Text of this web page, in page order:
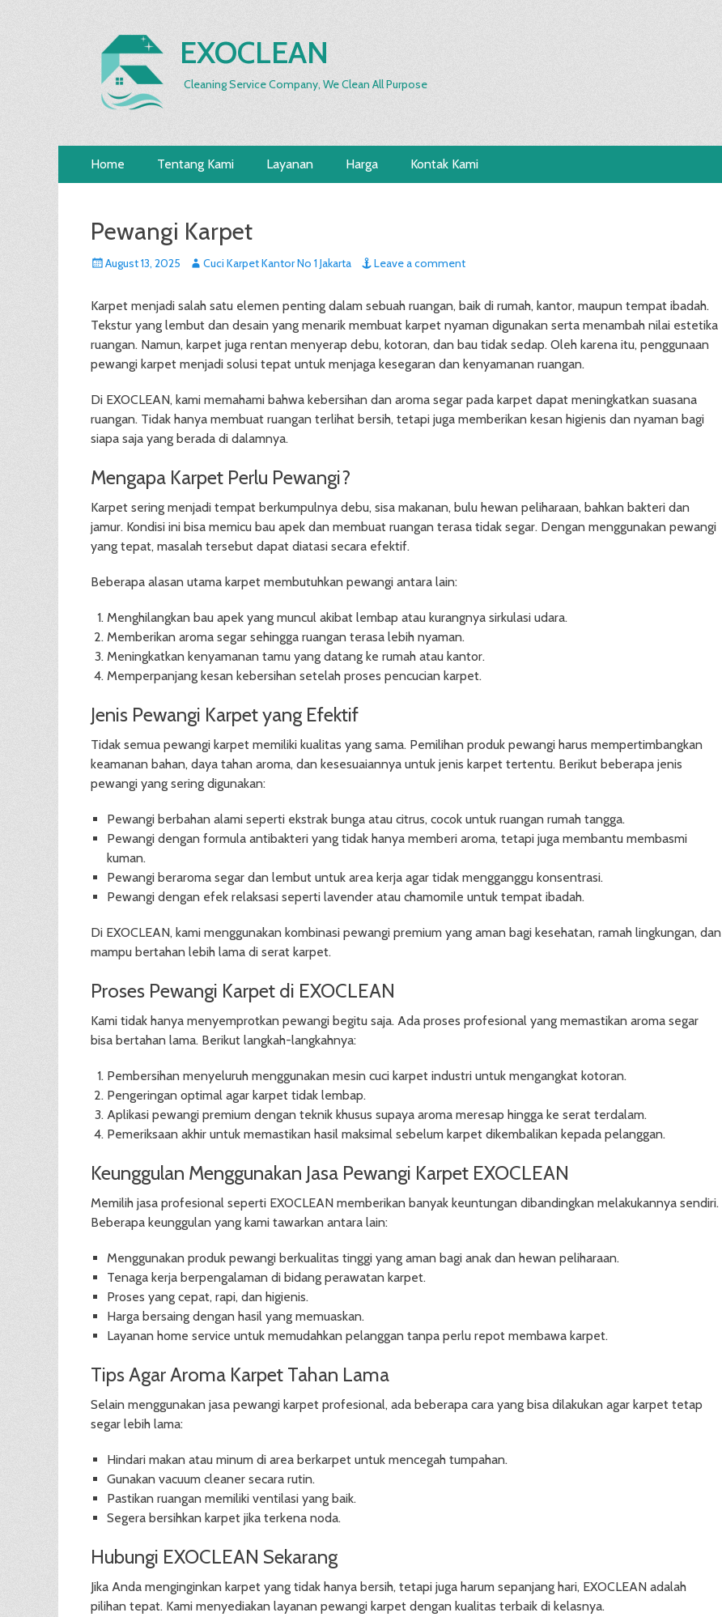
EXOCLEAN
Cleaning Service Company, We Clean All Purpose
Primary
Menu
Home Tentang Kami Layanan Harga Kontak Kami
Pewangi Karpet
Posted
August 13, 2025 Author
Cuci Karpet Kantor No 1 Jakarta Leave a comment
Karpet menjadi salah satu elemen penting dalam sebuah ruangan, baik di rumah, kantor, maupun tempat ibadah.
Tekstur yang lembut dan desain yang menarik membuat karpet nyaman digunakan serta menambah nilai estetika
ruangan. Namun, karpet juga rentan menyerap debu, kotoran, dan bau tidak sedap. Oleh karena itu, penggunaan
pewangi karpet menjadi solusi tepat untuk menjaga kesegaran dan kenyamanan ruangan.
Di EXOCLEAN, kami memahami bahwa kebersihan dan aroma segar pada karpet dapat meningkatkan suasana
ruangan. Tidak hanya membuat ruangan terlihat bersih, tetapi juga memberikan kesan higienis dan nyaman bagi
siapa saja yang berada di dalamnya.
Mengapa Karpet Perlu Pewangi?
Karpet sering menjadi tempat berkumpulnya debu, sisa makanan, bulu hewan peliharaan, bahkan bakteri dan
jamur. Kondisi ini bisa memicu bau apek dan membuat ruangan terasa tidak segar. Dengan menggunakan pewangi
yang tepat, masalah tersebut dapat diatasi secara efektif.
Beberapa alasan utama karpet membutuhkan pewangi antara lain:
Menghilangkan bau apek yang muncul akibat lembap atau kurangnya sirkulasi udara.
Memberikan aroma segar sehingga ruangan terasa lebih nyaman.
Meningkatkan kenyamanan tamu yang datang ke rumah atau kantor.
Memperpanjang kesan kebersihan setelah proses pencucian karpet.
Jenis Pewangi Karpet yang Efektif
Tidak semua pewangi karpet memiliki kualitas yang sama. Pemilihan produk pewangi harus mempertimbangkan
keamanan bahan, daya tahan aroma, dan kesesuaiannya untuk jenis karpet tertentu. Berikut beberapa jenis
pewangi yang sering digunakan:
Pewangi berbahan alami seperti ekstrak bunga atau citrus, cocok untuk ruangan rumah tangga.
Pewangi dengan formula antibakteri yang tidak hanya memberi aroma, tetapi juga membantu membasmi
kuman.
Pewangi beraroma segar dan lembut untuk area kerja agar tidak mengganggu konsentrasi.
Pewangi dengan efek relaksasi seperti lavender atau chamomile untuk tempat ibadah.
Di EXOCLEAN, kami menggunakan kombinasi pewangi premium yang aman bagi kesehatan, ramah lingkungan, dan
mampu bertahan lebih lama di serat karpet.
Proses Pewangi Karpet di EXOCLEAN
Kami tidak hanya menyemprotkan pewangi begitu saja. Ada proses profesional yang memastikan aroma segar
bisa bertahan lama. Berikut langkah-langkahnya:
Pembersihan menyeluruh menggunakan mesin cuci karpet industri untuk mengangkat kotoran.
Pengeringan optimal agar karpet tidak lembap.
Aplikasi pewangi premium dengan teknik khusus supaya aroma meresap hingga ke serat terdalam.
Pemeriksaan akhir untuk memastikan hasil maksimal sebelum karpet dikembalikan kepada pelanggan.
Keunggulan Menggunakan Jasa Pewangi Karpet EXOCLEAN
Memilih jasa profesional seperti EXOCLEAN memberikan banyak keuntungan dibandingkan melakukannya sendiri.
Beberapa keunggulan yang kami tawarkan antara lain:
Menggunakan produk pewangi berkualitas tinggi yang aman bagi anak dan hewan peliharaan.
Tenaga kerja berpengalaman di bidang perawatan karpet.
Proses yang cepat, rapi, dan higienis.
Harga bersaing dengan hasil yang memuaskan.
Layanan home service untuk memudahkan pelanggan tanpa perlu repot membawa karpet.
Tips Agar Aroma Karpet Tahan Lama
Selain menggunakan jasa pewangi karpet profesional, ada beberapa cara yang bisa dilakukan agar karpet tetap
segar lebih lama:
Hindari makan atau minum di area berkarpet untuk mencegah tumpahan.
Gunakan vacuum cleaner secara rutin.
Pastikan ruangan memiliki ventilasi yang baik.
Segera bersihkan karpet jika terkena noda.
Hubungi EXOCLEAN Sekarang
Jika Anda menginginkan karpet yang tidak hanya bersih, tetapi juga harum sepanjang hari, EXOCLEAN adalah
pilihan tepat. Kami menyediakan layanan pewangi karpet dengan kualitas terbaik di kelasnya.